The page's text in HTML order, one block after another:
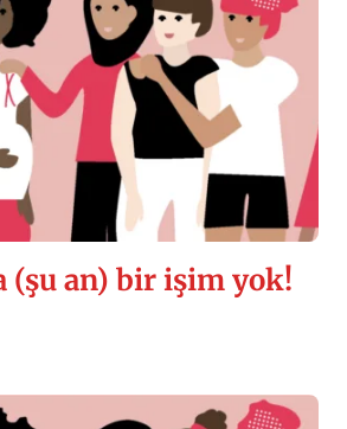
(şu an) bir işim yok!